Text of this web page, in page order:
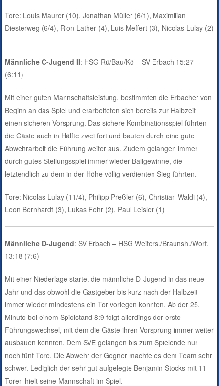
Tore: Louis Maurer (10), Jonathan Müller (6/1), Maximilian
Diesterweg (6/4), Rion Lather (4), Luis Meffert (3), Nicolas Lulay (2)
Männliche C-Jugend II: HSG Rü/Bau/Kö – SV Erbach 15:27
(6:11)
Mit einer guten Mannschaftsleistung, bestimmten die Erbacher von
Beginn an das Spiel und erarbeiteten sich bereits zur Halbzeit
einen sicheren Vorsprung. Das sichere Kombinationsspiel führten
die Gäste auch in Hälfte zwei fort und bauten durch eine gute
Abwehrarbeit die Führung weiter aus. Zudem gelangen immer
durch gutes Stellungsspiel immer wieder Ballgewinne, die
letztendlich zu dem in der Höhe völlig verdienten Sieg führten.
Tore: Nicolas Lulay (11/4), Philipp Preßler (6), Christian Waldi (4),
Leon Bernhardt (3), Lukas Fehr (2), Paul Leisler (1)
Männliche D-Jugend: SV Erbach – HSG Weiters./Braunsh./Worf.
13:18 (7:6)
Mit einer Niederlage startet die männliche D-Jugend in das neue
Jahr und das obwohl die Gastgeber bis kurz nach der Halbzeit
immer wieder mindestens ein Tor vorlegen konnten. Ab der 25.
Minute bei einem Spielstand 8:9 folgt allerdings der erste
Führungswechsel, mit dem die Gäste ihren Vorsprung immer weiter
ausbauen konnten. Dem SVE gelangen bis zum Spielende nur
noch fünf Tore. Die Abwehr der Gegner machte es dem Team sehr
schwer. Lediglich der sehr gut aufgelegte Benjamin Stocks mit 11
Toren hielt seine Mannschaft im Spiel.